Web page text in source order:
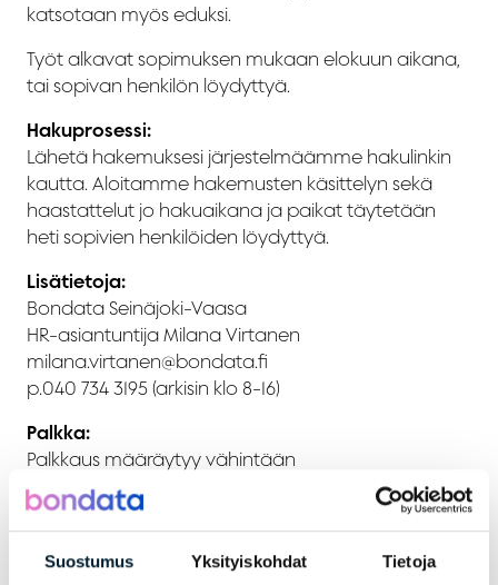
Suostumus Yksityiskohdat Tietoja
katsotaan myös eduksi.
Työt alkavat sopimuksen mukaan elokuun aikana,
tai sopivan henkilön löydyttyä.
Hakuprosessi:
Lähetä hakemuksesi järjestelmäämme hakulinkin
kautta. Aloitamme hakemusten käsittelyn sekä
haastattelut jo hakuaikana ja paikat täytetään
heti sopivien henkilöiden löydyttyä.
Lisätietoja:
Bondata Seinäjoki-Vaasa
HR-asiantuntija Milana Virtanen
milana.virtanen@bondata.fi
p.040 734 3195 (arkisin klo 8-16)
Palkka:
Palkkaus määräytyy vähintään
teknologiateollisuuden työehtosopimuksen
mukaan.
Ota yhteyttä: